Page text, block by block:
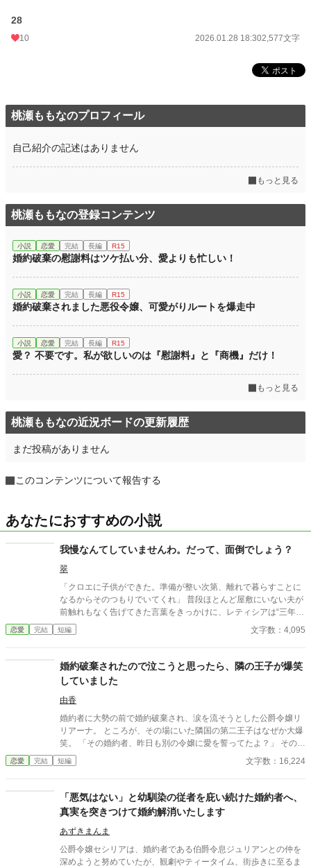
28
10 2026.01.28 18:302,577文字
桃瀬ももなのプロフィール
自己紹介の記述はありません
もっと見る
桃瀬ももなの登録コンテンツ
小説 恋愛 完結 長編 R15
婚約破棄の慰謝料はツケ払い分、愛よりも忙しい！
小説 恋愛 完結 長編 R15
婚約破棄されました悪役令嬢、可愛がりルートを爆走中
小説 恋愛 完結 長編 R15
愛？ 不要です。私が欲しいのは『慰謝料』と『商機』だけ！
もっと見る
桃瀬ももなの近況ボードの更新履歴
まだ投稿がありません
このコンテンツについて報告する
あなたにおすすめの小説
我慢なんてしていませんわ。だって、面倒でしょう？
翠
「クロエに子供ができた。準備が整い次第、離れで暮らすことに
なるからそのつもりでいてくれ」 普段ほとんど屋敷にいない夫が
前触れもなく告げてきた言葉をきっかけに、レティシアは“三年
間”の契約を終わらせることにした。 赤の他人を屋敷に迎えるこ
とはしない。 不要なものに感情を砕く理由などない。 「だって、
切り捨ててしまいましょう。
恋愛 完結 短編 文字数：4,095
婚約破棄されたので泣こうと思ったら、隣の王子が爆笑
していました
由香
婚約者に大勢の前で婚約破棄され、涙を流そうとした公爵令嬢リ
リアーナ。 ところが、その場にいた隣国の第二王子はなぜか大爆
笑。 「その婚約者、昨日も別の令嬢に愛を誓ってたよ？」 その一
言から、元婚約者の嘘は次々と暴かれ、自滅の連続！ 泣くはずだ
った婚約破棄は、笑いと溺愛にあふれた人生逆転劇の幕開けだっ
恋愛 完結 短編 文字数：16,224
「悪気はない」と幼馴染の従者を庇い続けた婚約者へ、
真実を突きつけて婚約解消いたします
あずきまんま
公爵令嬢セシリアは、婚約者である伯爵令息ジュリアンとの仲を
深めようと努めていたが、観劇やティータイム、街歩きに至るま